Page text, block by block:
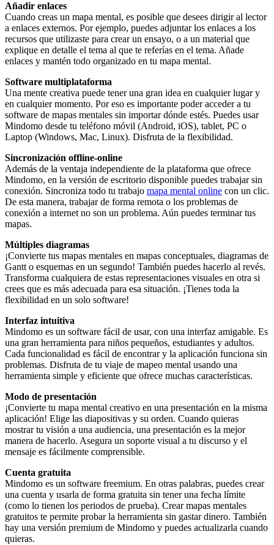
Añadir enlaces
Cuando creas un mapa mental, es posible que desees dirigir al lector
a enlaces externos. Por ejemplo, puedes adjuntar los enlaces a los
recursos que utilizaste para crear un ensayo, o a un material que
explique en detalle el tema al que te referías en el tema. Añade
enlaces y mantén todo organizado en tu mapa mental.
Software multiplataforma
Una mente creativa puede tener una gran idea en cualquier lugar y
en cualquier momento. Por eso es importante poder acceder a tu
software de mapas mentales sin importar dónde estés. Puedes usar
Mindomo desde tu teléfono móvil (Android, iOS), tablet, PC o
Laptop (Windows, Mac, Linux). Disfruta de la flexibilidad.
Sincronización offline-online
Además de la ventaja independiente de la plataforma que ofrece
Mindomo, en la versión de escritorio disponible puedes trabajar sin
conexión. Sincroniza todo tu trabajo mapa mental online con un clic.
De esta manera, trabajar de forma remota o los problemas de
conexión a internet no son un problema. Aún puedes terminar tus
mapas.
Múltiples diagramas
¡Convierte tus mapas mentales en mapas conceptuales, diagramas de
Gantt o esquemas en un segundo! También puedes hacerlo al revés.
Transforma cualquiera de estas representaciones visuales en otra si
crees que es más adecuada para esa situación. ¡Tienes toda la
flexibilidad en un solo software!
Interfaz intuitiva
Mindomo es un software fácil de usar, con una interfaz amigable. Es
una gran herramienta para niños pequeños, estudiantes y adultos.
Cada funcionalidad es fácil de encontrar y la aplicación funciona sin
problemas. Disfruta de tu viaje de mapeo mental usando una
herramienta simple y eficiente que ofrece muchas características.
Modo de presentación
¡Convierte tu mapa mental creativo en una presentación en la misma
aplicación! Elige las diapositivas y su orden. Cuando quieras
mostrar tu visión a una audiencia, una presentación es la mejor
manera de hacerlo. Asegura un soporte visual a tu discurso y el
mensaje es fácilmente comprensible.
Cuenta gratuita
Mindomo es un software freemium. En otras palabras, puedes crear
una cuenta y usarla de forma gratuita sin tener una fecha límite
(como lo tienen los periodos de prueba). Crear mapas mentales
gratuitos te permite probar la herramienta sin gastar dinero. También
hay una versión premium de Mindomo y puedes actualizarla cuando
quieras.